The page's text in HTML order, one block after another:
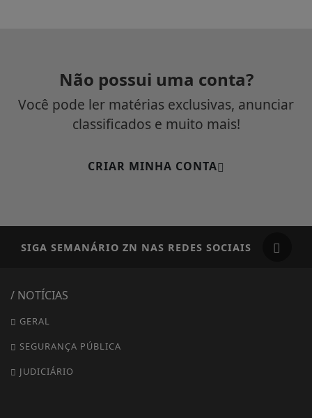
Não possui uma conta?
Você pode ler matérias exclusivas, anunciar
classificados e muito mais!
CRIAR MINHA CONTA
SIGA SEMANÁRIO ZN NAS REDES SOCIAIS
/ NOTÍCIAS
GERAL
SEGURANÇA PÚBLICA
JUDICIÁRIO